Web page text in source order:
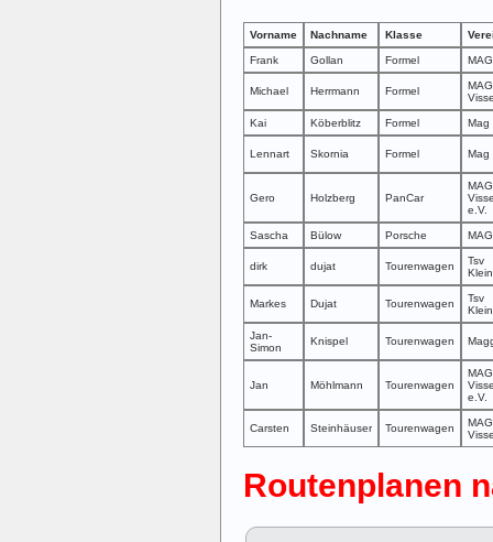
Vorname Nachname Klasse
Frank Gollan Formel MAG
Michael Herrmann Formel
Kai Köberblitz Formel Mag
Lennart Skornia Formel Mag
Gero Holzberg PanCar
MAG
e.V.
Sascha Bülow Porsche MAG
dirk dujat Tourenwagen
Tsv
Markes Dujat Tourenwagen
Tsv
Jan-
Simon
Knispel Tourenwagen
Jan Möhlmann Tourenwagen
e.V.
Carsten Steinhäuser Tourenwagen
Routenplanen